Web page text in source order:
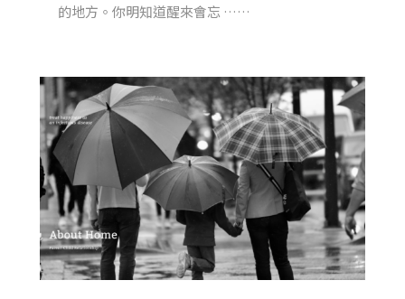
的地方。你明知道醒來會忘 ……